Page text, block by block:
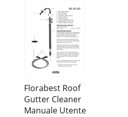
Florabest Roof
Gutter Cleaner
Manuale Utente